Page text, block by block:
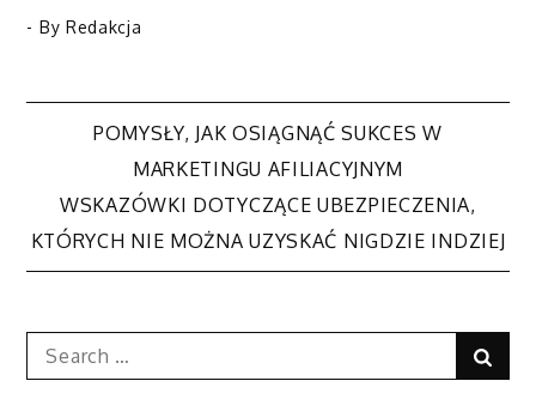
- By Redakcja
Nawigacja
wpisu
POMYSŁY, JAK OSIĄGNĄĆ SUKCES W
MARKETINGU AFILIACYJNYM
WSKAZÓWKI DOTYCZĄCE UBEZPIECZENIA,
KTÓRYCH NIE MOŻNA UZYSKAĆ NIGDZIE INDZIEJ
Search
for: